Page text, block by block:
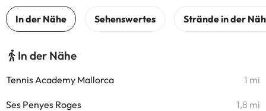
In der Nähe
Tennis Academy Mallorca 1 mi
Ses Penyes Roges 1,8 mi